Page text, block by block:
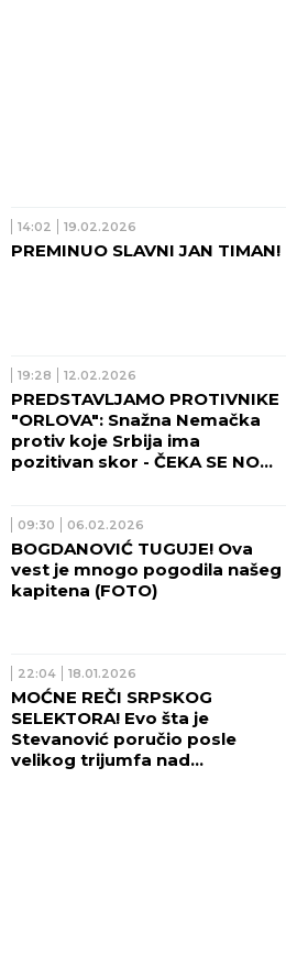
14:02 19.02.2026
PREMINUO SLAVNI JAN TIMAN!
19:28 12.02.2026
PREDSTAVLJAMO PROTIVNIKE
"ORLOVA": Snažna Nemačka
protiv koje Srbija ima
pozitivan skor - ČEKA SE NOVI
09:30 06.02.2026
BOGDANOVIĆ TUGUJE! Ova
vest je mnogo pogodila našeg
kapitena (FOTO)
22:04 18.01.2026
MOĆNE REČI SRPSKOG
SELEKTORA! Evo šta je
Stevanović poručio posle
velikog trijumfa nad